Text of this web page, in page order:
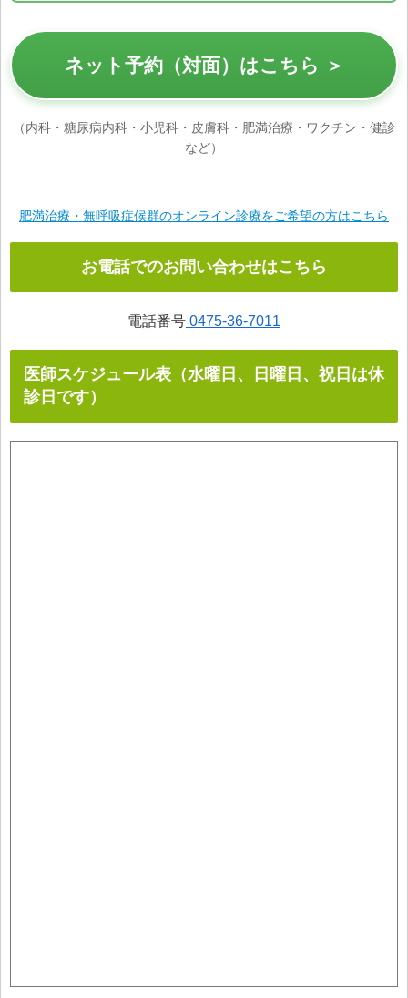
ネット予約（対面）はこちら ＞
（内科・糖尿病内科・小児科・皮膚科・肥満治療・ワクチン・健診
など）
肥満治療・無呼吸症候群のオンライン診療をご希望の方はこちら
お電話でのお問い合わせはこちら
電話番号 0475-36-7011
医師スケジュール表（水曜日、日曜日、祝日は休
診日です）